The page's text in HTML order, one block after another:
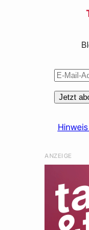
Jetzt
ANZEIGE